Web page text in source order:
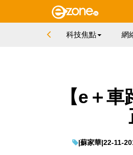
科技焦點 網
【e＋
|蘇家華|22-11-